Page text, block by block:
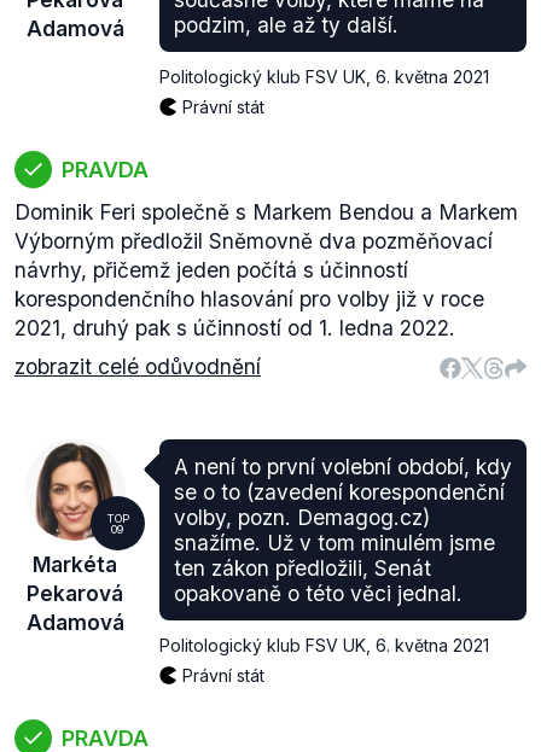
Adamová
podzim, ale až ty další.
Politologický klub FSV UK 6. května 2021
Právní stát
PRAVDA
Dominik Feri společně s Markem Bendou a Markem
Výborným předložil Sněmovně dva pozměňovací
návrhy, přičemž jeden počítá s účinností
korespondenčního hlasování pro volby již v roce
2021, druhý pak s účinností od 1. ledna 2022.
zobrazit celé odůvodnění
TOP
09
Markéta
Pekarová
Adamová
A není to první volební období, kdy
se o to (zavedení korespondenční
volby, pozn. Demagog.cz)
snažíme. Už v tom minulém jsme
ten zákon předložili, Senát
opakovaně o této věci jednal.
Politologický klub FSV UK 6. května 2021
Právní stát
PRAVDA